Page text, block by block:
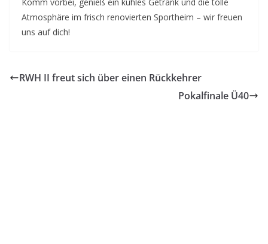
Atmosphäre im frisch renovierten Sportheim – wir freuen
uns auf dich!
RWH II freut sich über einen Rückkehrer
Pokalfinale Ü40